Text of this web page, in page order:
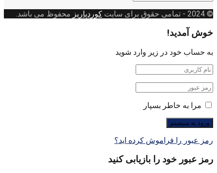
© 2024
- تمامی حقوق برای سایت کوردپاریز محفوظ می باشد.
خوش آمدید!
به حساب خود در زیر وارد شوید
مرا به خاطر بسپار
رمز عبور را فراموش کرده اید؟
رمز عبور خود را بازیابی کنید